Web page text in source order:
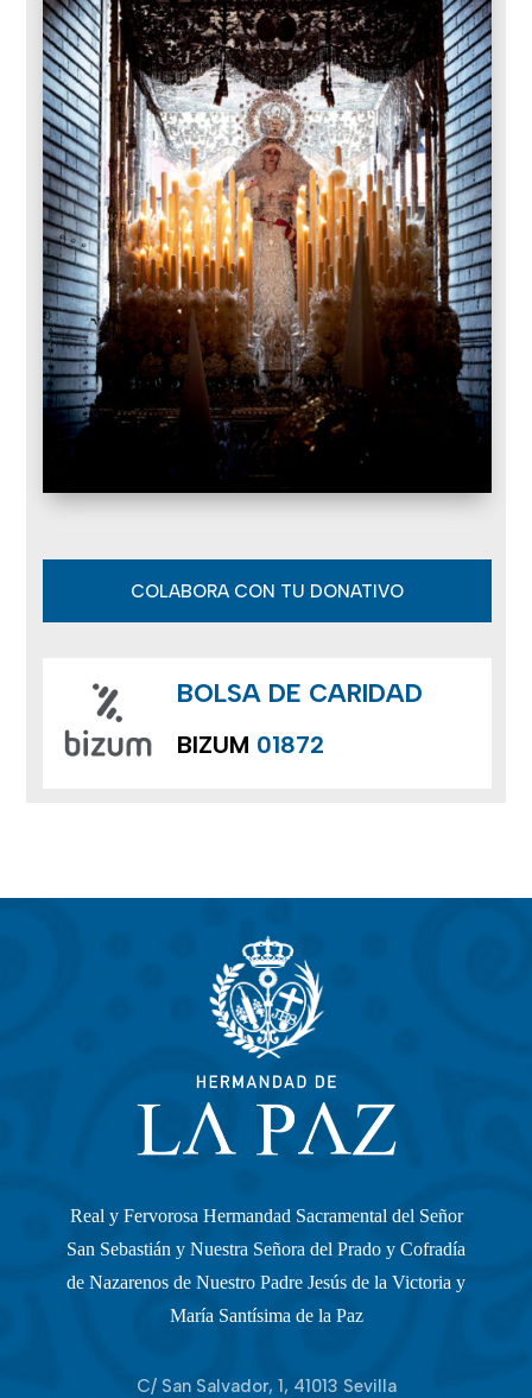
COLABORA CON TU DONATIVO
BOLSA DE CARIDAD
BIZUM 01872
Real y Fervorosa Hermandad Sacramental del Señor
San Sebastián y Nuestra Señora del Prado y Cofradía
de Nazarenos de Nuestro Padre Jesús de la Victoria y
María Santísima de la Paz
C/ San Salvador, 1, 41013 Sevilla